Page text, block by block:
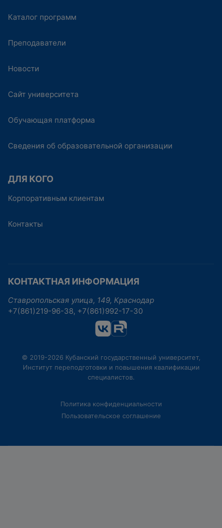
Каталог программ
Преподаватели
Новости
Сайт университета
Обучающая платформа
Сведения об образовательной организации
ДЛЯ КОГО
Корпоративным клиентам
Контакты
КОНТАКТНАЯ ИНФОРМАЦИЯ
Ставропольская улица, 149, Краснодар
+7(861)219-96-38, +7(861)992-17-30
© 2019-2026 Кубанский государственный университет,
Институт переподготовки и повышения квалификации
специалистов.
Политика конфиденциальности
Пользовательское соглашение